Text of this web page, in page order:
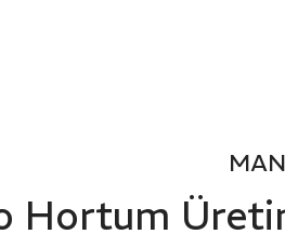
Hortum